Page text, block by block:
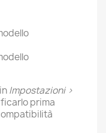
Impostazioni >
prima